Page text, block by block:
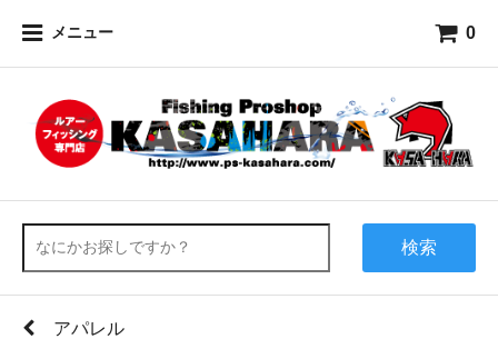
メニュー 0
検索
アパレル